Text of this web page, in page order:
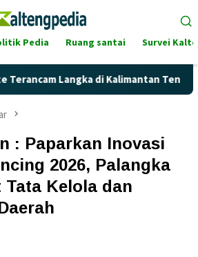
Pedia Ruang santai Survei
di Kalimantan Tengah?
: Paparkan Inovasi
2026, Palangka
Tata Kelola dan